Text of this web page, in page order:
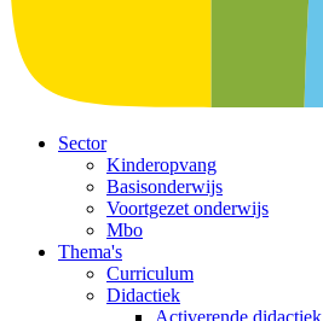
Sector
Kinderopvang
Basisonderwijs
Voortgezet onderwijs
Mbo
Thema's
Curriculum
Didactiek